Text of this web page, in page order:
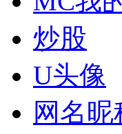
炒股
U头像
网名昵